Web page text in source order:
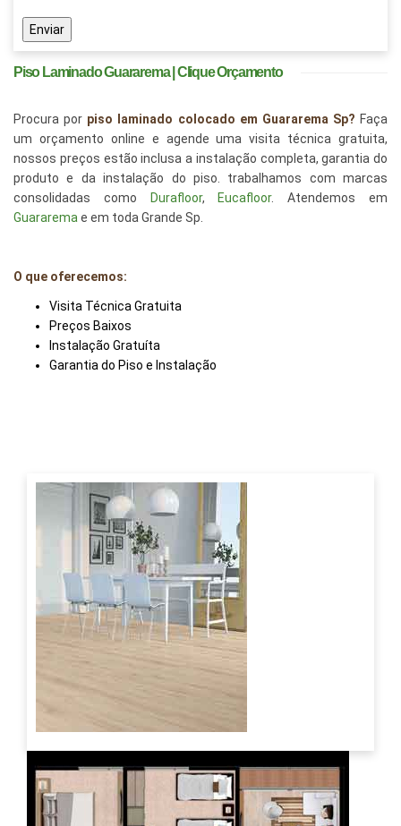
Enviar
Piso Laminado Guararema | Clique Orçamento
Procura por piso laminado colocado em Guararema Sp? Faça
um orçamento online e agende uma visita técnica gratuita,
nossos preços estão inclusa a instalação completa, garantia do
produto e da instalação do piso. trabalhamos com marcas
consolidadas como
Durafloor, Eucafloor. Atendemos em
Guararema e em toda Grande Sp.
O que oferecemos:
Visita Técnica Gratuita
Preços Baixos
Instalação Gratuíta
Garantia do Piso e Instalação